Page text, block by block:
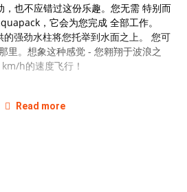
，也不应错过这份乐趣。您无需 特别而
，它会为您完成 全部工作。
强劲水柱将您托举到水面之上。 您可
里。想象这种感觉 - 您翱翔于波浪之
h的速度飞行！
弯、悬停和下降。 20分钟够吗？当然
Read more